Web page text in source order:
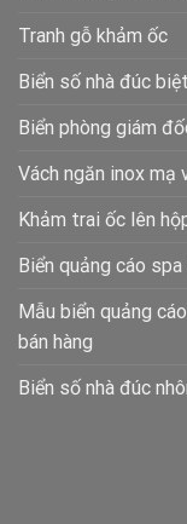
Tranh gỗ khảm ốc
Biển số nhà đúc
Biển phòng giám
Vách ngăn inox
Khảm trai ốc lên
Biển quảng cáo
Mẫu biển quảng
bán hàng
Biển số nhà đúc